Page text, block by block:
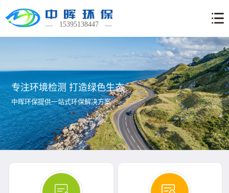
15395138447
首页
环境
评价
应急
预案
环保
验收
环保
检测
可研
报告
新闻
联系
专注环境检测 打造绿色生态
中晖环保提供一站式环保解决方案